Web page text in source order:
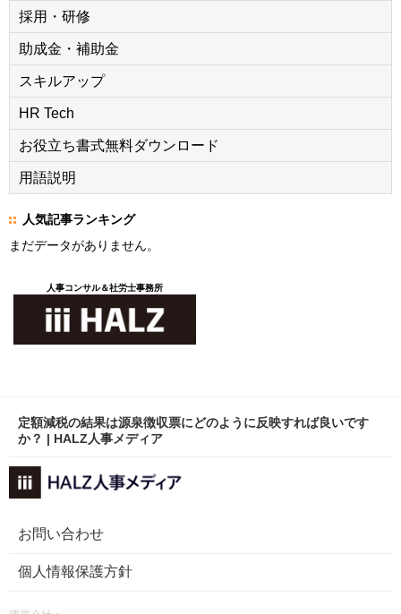
採用・研修
助成金・補助金
スキルアップ
HR Tech
お役立ち書式無料ダウンロード
用語説明
人気記事ランキング
まだデータがありません。
人事コンサル＆社労士事務所
定額減税の結果は源泉徴収票にどのように反映すれば良いです
か？ | HALZ人事メディア
お問い合わせ
個人情報保護方針